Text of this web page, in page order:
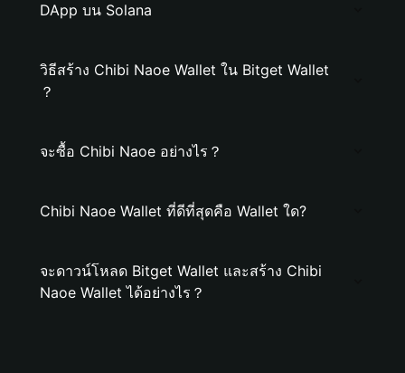
DApp บน Solana
วิธีสร้าง Chibi Naoe Wallet ใน Bitget Wallet
？
จะซื้อ Chibi Naoe อย่างไร？
Chibi Naoe Wallet ที่ดีที่สุดคือ Wallet ใด?
จะดาวน์โหลด Bitget Wallet และสร้าง Chibi
Naoe Wallet ได้อย่างไร？